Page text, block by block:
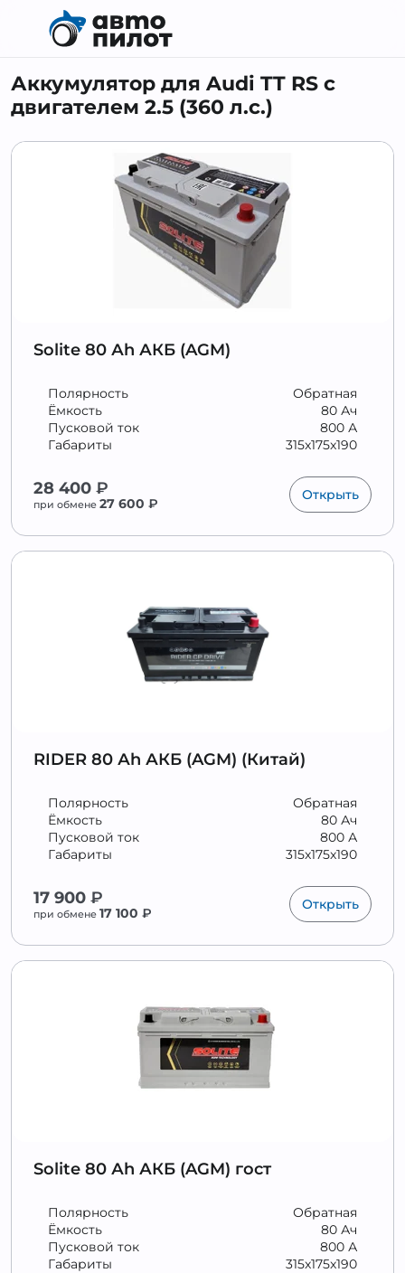
Аккумулятор для Audi TT RS с
двигателем 2.5 (360 л.с.)
Solite 80 Аh АКБ (AGM)
Обратная
Полярность
80 Ач
Ёмкость
800 А
Пусковой ток
315x175x190
Габариты
28 400 ₽
при обмене 27 600 ₽
Открыть
RIDER 80 Аh АКБ (AGM) (Китай)
Обратная
Полярность
80 Ач
Ёмкость
800 А
Пусковой ток
315x175x190
Габариты
17 900 ₽
при обмене 17 100 ₽
Открыть
Solite 80 Аh АКБ (AGM) гост
Обратная
Полярность
80 Ач
Ёмкость
800 А
Пусковой ток
315x175x190
Габариты